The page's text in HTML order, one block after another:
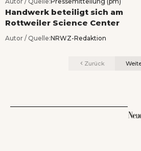
Handwerk beteiligt sich am
Rottweiler Science Center
Autor / Quelle:NRWZ-Redaktion
Zurück